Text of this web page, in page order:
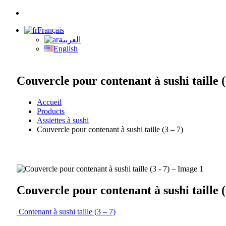
Français
العربية
English
Couvercle pour contenant à sushi taille
Accueil
Products
Assiettes à sushi
Couvercle pour contenant à sushi taille (3 – 7)
Couvercle pour contenant à sushi taille
Contenant à sushi taille (3 – 7)